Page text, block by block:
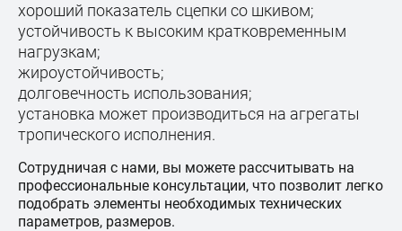
хороший показатель сцепки со шкивом;
устойчивость к высоким кратковременным
нагрузкам;
жироустойчивость;
долговечность использования;
установка может производиться на агрегаты
тропического исполнения.
Сотрудничая с нами, вы можете рассчитывать на
профессиональные консультации, что позволит легко
подобрать элементы необходимых технических
параметров, размеров.